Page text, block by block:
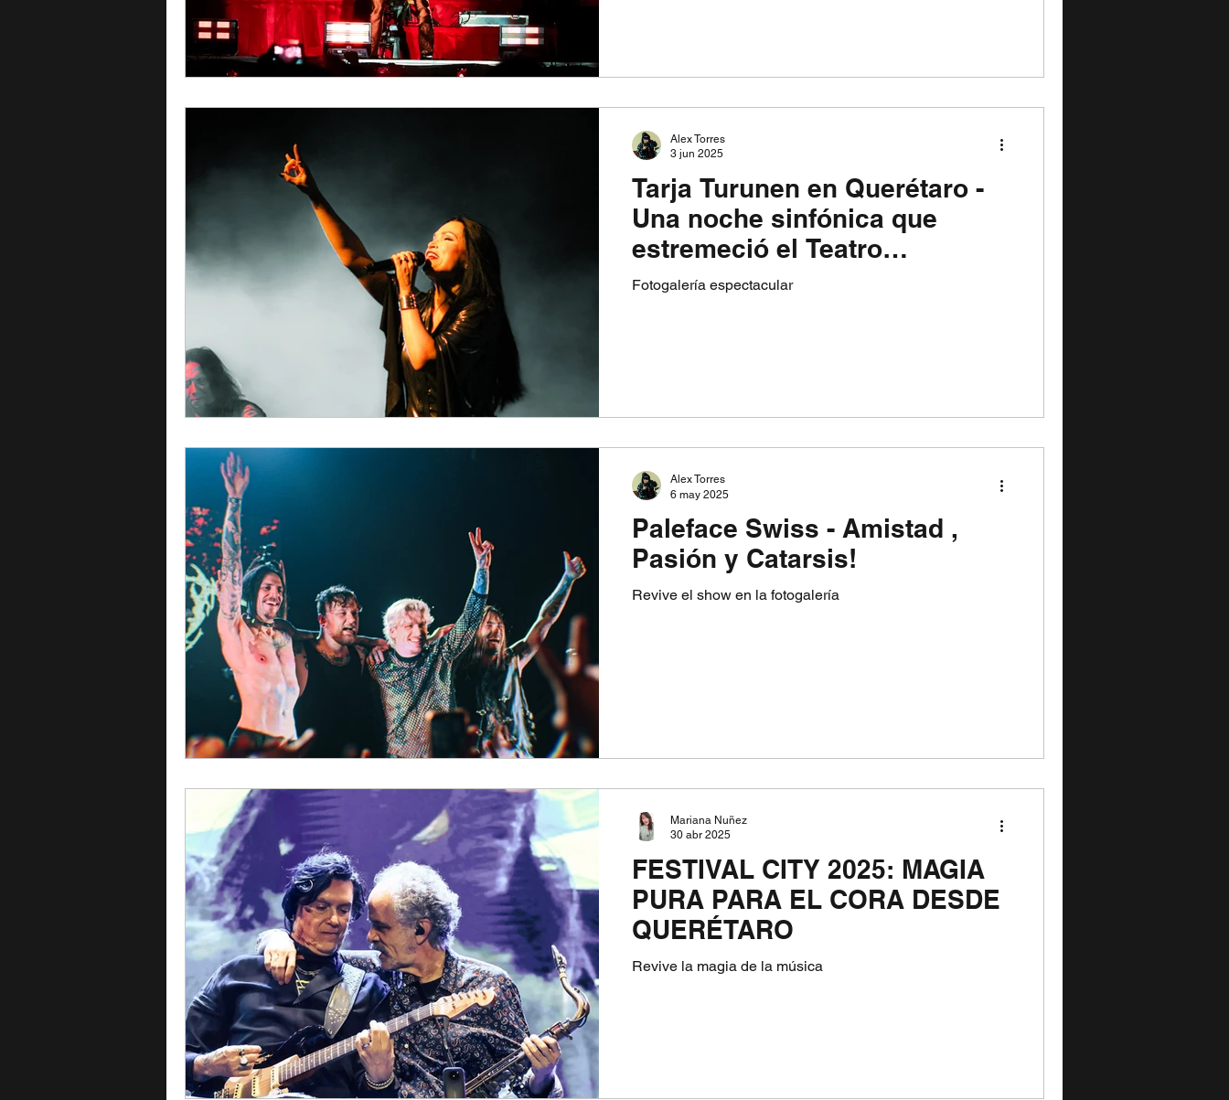
Tarja Turunen en Querétaro -
Una noche sinfónica que
estremeció el Teatro
Metropolitano
Fotogalería espectacular
Alex Torres
3 jun 2025
Paleface Swiss - Amistad ,
Pasión y Catarsis!
Revive el show en la fotogalería
Alex Torres
6 may 2025
FESTIVAL CITY 2025: MAGIA
PURA PARA EL CORA DESDE
QUERÉTARO
Revive la magia de la música
Mariana Nuñez
30 abr 2025